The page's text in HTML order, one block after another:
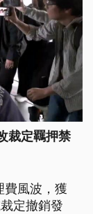
裁定羈押禁
費風波，獲
定撤銷發